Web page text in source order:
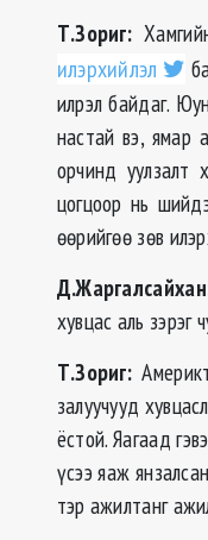
Т.Зориг:
илэрхийлэл
илрэл байдаг.
настай вэ, ямар
орчинд уулзалт
цогцоор нь
өөрийгөө зөв
хувцас аль зэрэг
Т.Зориг:
залуучууд
ёстой. Яагаад
үсээ яаж
тэр ажилтанг